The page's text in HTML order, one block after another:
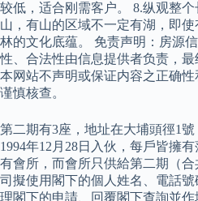
较低，适合刚需客户。 8.纵观整
山，有山的区域不一定有湖，即
林的文化底蕴。 免责声明：房源
性、合法性由信息提供者负责，最
本网站不声明或保证内容之正确
谨慎核查。
第二期有3座，地址在大埔頭徑1
1994年12月28日入伙，每戶皆擁
有會所，而會所只供給第二期（
司擬使用閣下的個人姓名、電話
理閣下的申請、回覆閣下查詢並